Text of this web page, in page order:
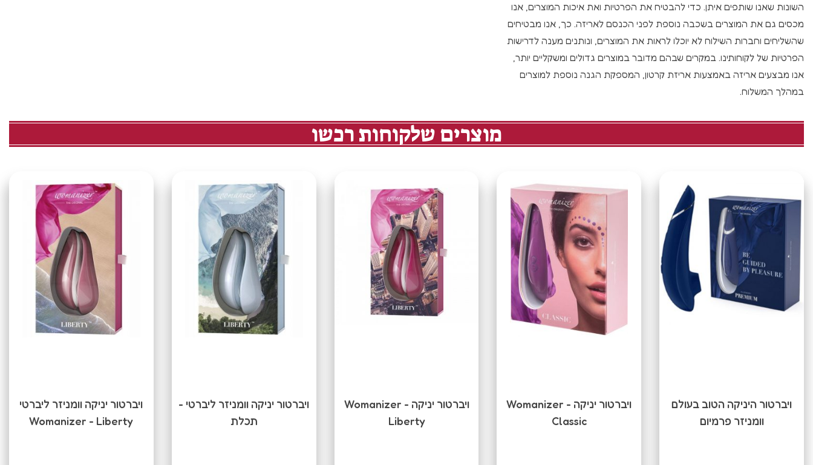
השונות שאנו שותפים איתן. כדי להבטיח את הפרטיות ואת איכות המוצרים, אנו
מכסים גם את המוצרים בשכבה נוספת לפני הכנסם לאריזה. כך, אנו מבטיחים
שהשליחים וחברות השילוח לא יוכלו לראות את המוצרים, ונותנים מענה לדרישות
הפרטיות של לקוחותינו. במקרים שבהם מדובר במוצרים גדולים ומשקליים יותר,
אנו מבצעים אריזה באמצעות אריזת קרטון, המספקת הגנה נוספת למוצרים
במהלך המשלוח.
מוצרים שלקוחות רכשו
ויברטור היניקה הטוב בעולם
וומניזר פרמיום
ויברטור יניקה Womanizer -
Classic
ויברטור יניקה Womanizer -
Liberty
ויברטור יניקה וומניזר ליברטי -
תכלת
ויברטור יניקה וומניזר ליברטי
Womanizer - Liberty